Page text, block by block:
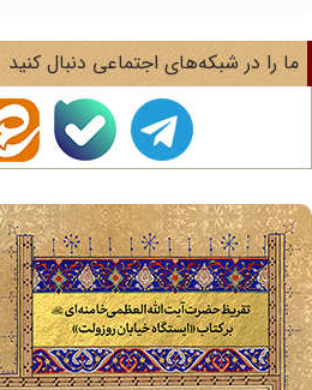
را در شبکه‌های اجتماعی دنبال کنید